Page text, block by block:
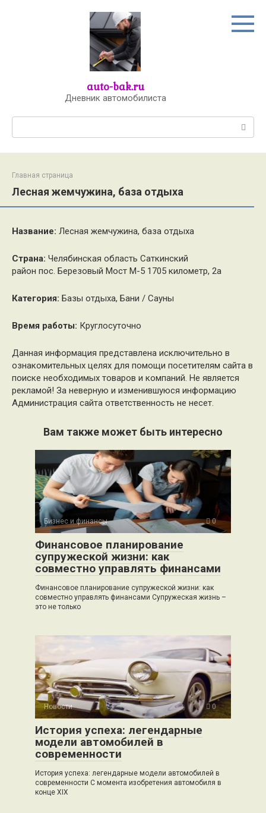
auto-bak.ru
Дневник автомобилиста
Главная страница
Лесная жемчужина, база отдыха
Название: Лесная жемчужина, база отдыха
Страна: Челябинская область Саткинский
район пос. Березовый Мост М-5 1705 километр, 2а
Категория: Базы отдыха, Бани / Сауны
Время работы: Круглосуточно
Данная информация представлена исключительно в
ознакомительных целях для помощи посетителям сайта в
поиске необходимых товаров и компаний. Не является
рекламой! За неверную и изменившуюся информацию
Администрация сайта ответственность не несет.
Вам также может быть интересно
Бизнес и финансы 0
Финансовое планирование
супружеской жизни: как
совместно управлять финансами
Финансовое планирование супружеской жизни: как
совместно управлять финансами Супружеская жизнь –
это не только
Новости 0
История успеха: легендарные
модели автомобилей в
современности
История успеха: легендарные модели автомобилей в
современности С момента изобретения автомобиля в
конце XIX